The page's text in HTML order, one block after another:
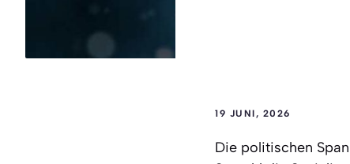
19 JUNI, 2026
Die politischen